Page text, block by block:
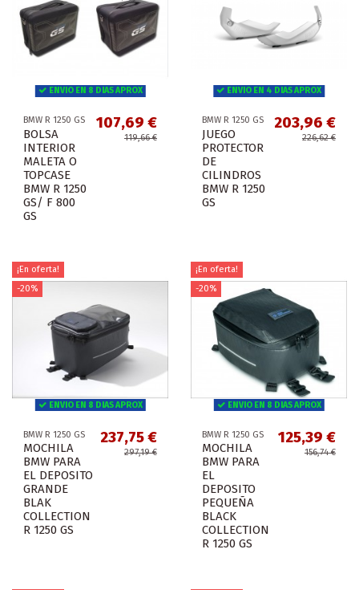
ENVIO EN 8 DIAS APROX
BMW R 1250 GS
BOLSA
INTERIOR
MALETA O
TOPCASE
BMW R 1250
GS/ F 800
GS
107,69 €
119,66 €
ENVIO EN 4 DIAS APROX
BMW R 1250 GS
JUEGO
PROTECTOR
DE
CILINDROS
BMW R 1250
GS
203,96 €
226,62 €
¡En oferta!
-20%
ENVIO EN 8 DIAS APROX
BMW R 1250 GS
MOCHILA
BMW PARA
EL DEPOSITO
GRANDE
BLAK
COLLECTION
R 1250 GS
237,75 €
297,19 €
¡En oferta!
-20%
ENVIO EN 8 DIAS APROX
BMW R 1250 GS
MOCHILA
BMW PARA
EL
DEPOSITO
PEQUEÑA
BLACK
COLLECTION
R 1250 GS
125,39 €
156,74 €